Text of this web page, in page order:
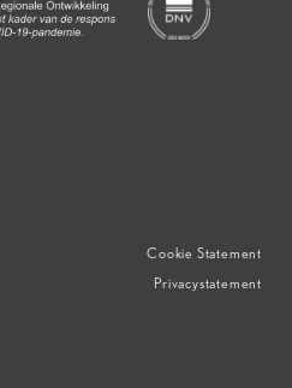
Cookie Statement
Privacystatement